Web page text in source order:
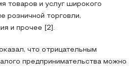
товаров и услуг широкого
розничной торговли,
и прочее [2].
что отрицательным
предпринимательства можно